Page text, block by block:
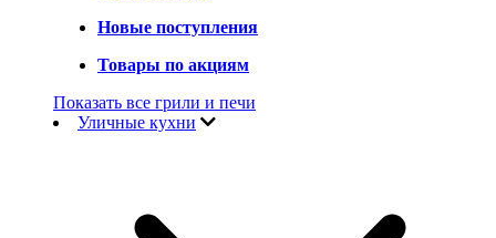
Новые поступления
Товары по акциям
Показать все грили и печи
Уличные кухни